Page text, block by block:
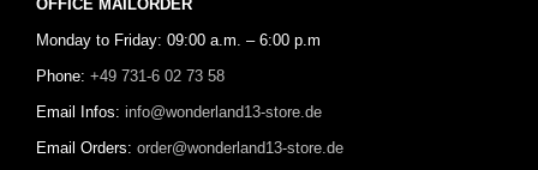
OFFICE MAILORDER
Monday to Friday: 09:00 a.m. – 6:00 p.m
Phone: +49 731-6 02 73 58
Email Infos: info@wonderland13-store.de
Email Orders: order@wonderland13-store.de